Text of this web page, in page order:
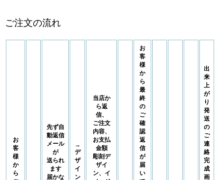
ご注文の流れ
お
客
様
か
ら
先ず自
動返信
メール
が
送られ
ます
届かな
→
デ
ザ
イ
ン
当店か
ら返
信、
ご注文
内容、
お支払
金額
彫刻デ
ザイ
ン、イ
お
客
様
か
ら
最
終
の
ご
確
認
返
信
が
届
い
出
来
上
が
り
発
送
の
ご
連
絡
完
成
画